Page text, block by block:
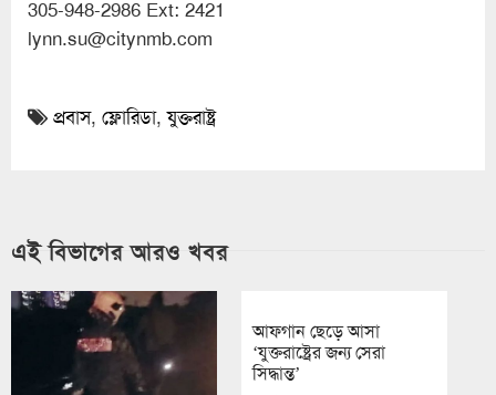
305-948-2986 Ext: 2421
lynn.su@citynmb.com
প্রবাস, ফ্লোরিডা,যুক্তরাষ্ট্র
এই বিভাগের আরও খবর
আফগান ছেড়ে আসা
‘যুক্তরাষ্ট্রের জন্য সেরা
সিদ্ধান্ত’